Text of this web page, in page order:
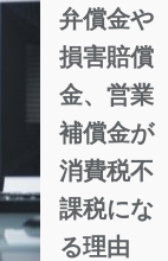
弁償金や
損害賠償
金、営業
補償金が
消費税不
課税にな
る理由